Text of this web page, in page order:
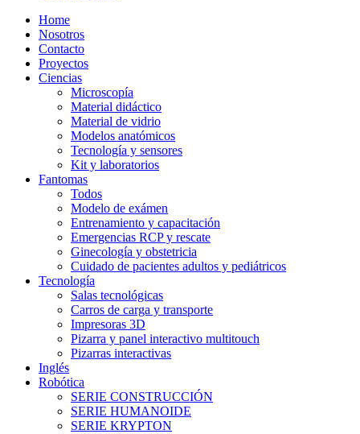
Home
Nosotros
Contacto
Proyectos
Ciencias
Microscopía
Material didáctico
Material de vidrio
Modelos anatómicos
Tecnología y sensores
Kit y laboratorios
Fantomas
Todos
Modelo de exámen
Entrenamiento y capacitación
Emergencias RCP y rescate
Ginecología y obstetricia
Cuidado de pacientes adultos y pediátricos
Tecnología
Salas tecnológicas
Carros de carga y transporte
Impresoras 3D
Pizarra y panel interactivo multitouch
Pizarras interactivas
Inglés
Robótica
SERIE CONSTRUCCIÓN
SERIE HUMANOIDE
SERIE KRYPTON